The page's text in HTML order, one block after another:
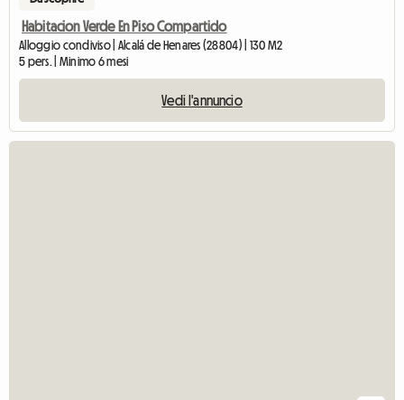
Habitacion Verde En Piso Compartido
Alloggio condiviso | Alcalá de Henares (28804) | 130 M2
5 pers. | Minimo 6 mesi
Vedi l'annuncio